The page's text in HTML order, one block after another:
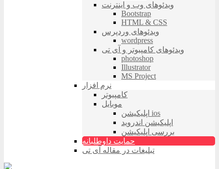
ویدئوهای وب و اینترنت
Bootstrap
HTML & CSS
ویدئوهای وردپرس
wordpress
ویدئوهای کامپیوتر و آی تی
photoshop
Illustrator
MS Project
نرم افزار
کامپیوتر
موبایل
اپلیکیشن ios
اپلیکیشن اندروید
بررسی اپلیکیشن
حمایت داوطلبانه
تبلیغات در مقاله آی تی